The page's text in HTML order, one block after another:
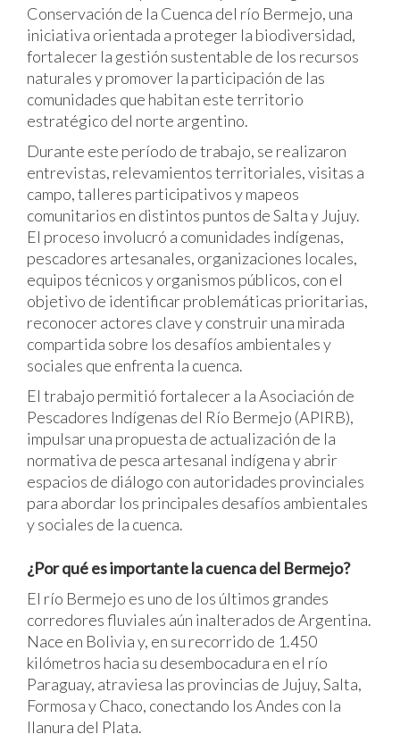
Conservación de la Cuenca del río Bermejo, una
iniciativa orientada a proteger la biodiversidad,
fortalecer la gestión sustentable de los recursos
naturales y promover la participación de las
comunidades que habitan este territorio
estratégico del norte argentino.
Durante este período de trabajo, se realizaron
entrevistas, relevamientos territoriales, visitas a
campo, talleres participativos y mapeos
comunitarios en distintos puntos de Salta y Jujuy.
El proceso involucró a comunidades indígenas,
pescadores artesanales, organizaciones locales,
equipos técnicos y organismos públicos, con el
objetivo de identificar problemáticas prioritarias,
reconocer actores clave y construir una mirada
compartida sobre los desafíos ambientales y
sociales que enfrenta la cuenca.
El trabajo permitió fortalecer a la Asociación de
Pescadores Indígenas del Río Bermejo (APIRB),
impulsar una propuesta de actualización de la
normativa de pesca artesanal indígena y abrir
espacios de diálogo con autoridades provinciales
para abordar los principales desafíos ambientales
y sociales de la cuenca.
¿Por qué es importante la cuenca del Bermejo?
El río Bermejo es uno de los últimos grandes
corredores fluviales aún inalterados de Argentina.
Nace en Bolivia y, en su recorrido de 1.450
kilómetros hacia su desembocadura en el río
Paraguay, atraviesa las provincias de Jujuy, Salta,
Formosa y Chaco, conectando los Andes con la
llanura del Plata.